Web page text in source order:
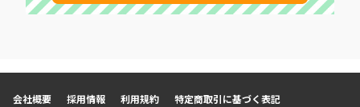
会社概要 採用情報 利用規約
特定商取引に基づく表記